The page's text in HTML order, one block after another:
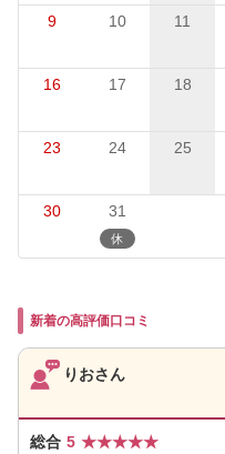
9 10 11
16 17 18
23 24 25
30 31
新着の高評価口コミ
りおさん
総合 5 ★★★★★